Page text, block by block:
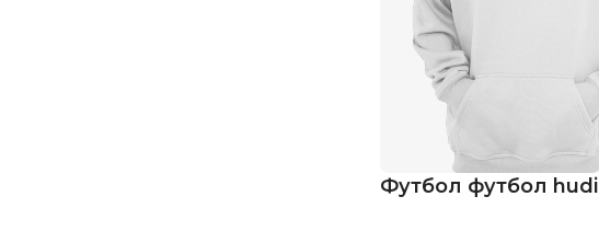
Футбол футбол hudi